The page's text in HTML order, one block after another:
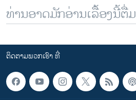
ທ່ານອາດມັກອ່ານເລື້ອງນີ້ຕື່ມ
ຕິດຕາມພວກເຮົາ ທີ່